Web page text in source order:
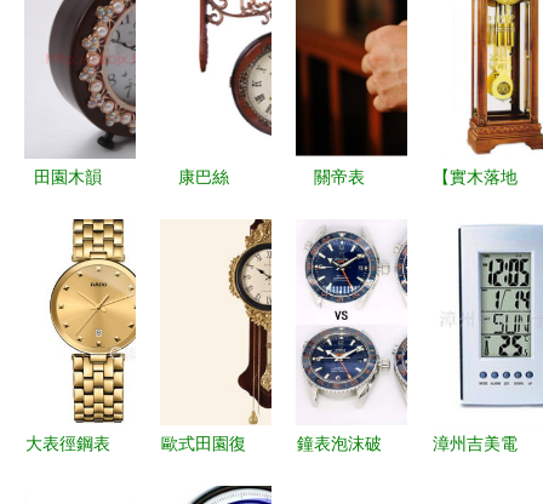
田園木韻
鐘
LS330070
的時光美學
與市場解析
康巴絲
新鄉家居的
田園詩意與
關帝表
傳統瑞獸之
美臻于表盤
之上
【實木落地
MG2107BP
批發銷售】
價格,廠家,
圖片,落地
鐘/立鐘,鹽
城招商場徐
大表徑鋼表
歐式田園復
鐘表泡沫破
漳州吉美電